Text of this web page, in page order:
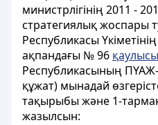
министрлігінің 2011 -
стратегиялық жоспары
Республикасы
ақпандағы № 96
Республикасының
құжат) мынадай
тақырыбы және 1-
жазылсын: